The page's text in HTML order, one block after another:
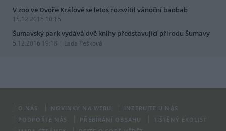
V zoo ve Dvoře Králové se letos rozsvítil vánoční baobab
15.12.2016 10:15
Šumavský park vydává dvě knihy představující přírodu Šumavy
5.12.2016 19:18 | Lada Pešková
O NÁS NOVINKY NA WEBU
INZERUJTE U NÁS
PODPOŘTE NÁS
PŘEBÍRÁNÍ OBSAHU
TIŠTĚNÝ EKOLIST